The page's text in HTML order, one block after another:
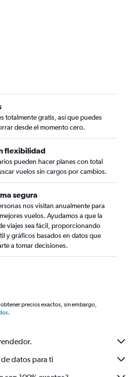
totalmente gratis, así que puedes
desde el momento cero.
flexibilidad
pueden hacer planes con total
vuelos sin cargos por cambios.
segura
nos visitan anualmente para
vuelos. Ayudamos a que la
viajes sea fácil, proporcionando
y gráficos basados en datos que
a tomar decisiones.
precios exactos, sin embargo,
.
datos para ti